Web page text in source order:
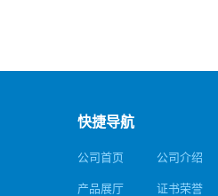
快捷导航
公司首页 公司介绍
产品展厅 证书荣誉